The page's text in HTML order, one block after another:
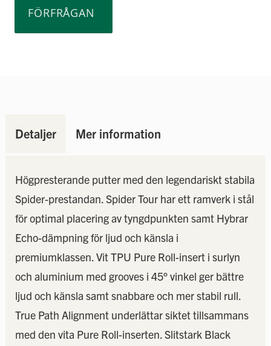
FÖRFRÅGAN
Detaljer Mer information
Högpresterande putter med den legendariskt stabila
Spider-prestandan. Spider Tour har ett ramverk i stål
för optimal placering av tyngdpunkten samt Hybrar
Echo-dämpning för ljud och känsla i
premiumklassen. Vit TPU Pure Roll-insert i surlyn
och aluminium med grooves i 45° vinkel ger bättre
ljud och känsla samt snabbare och mer stabil rull.
True Path Alignment underlättar siktet tillsammans
med den vita Pure Roll-inserten. Slitstark Black